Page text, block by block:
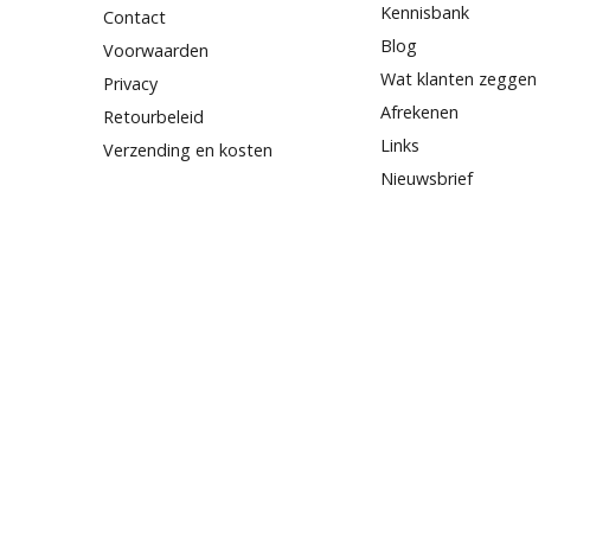
Contact
Voorwaarden
Privacy
Retourbeleid
Verzending en kosten
Kennisbank
Blog
Wat klanten zeggen
Afrekenen
Links
Nieuwsbrief